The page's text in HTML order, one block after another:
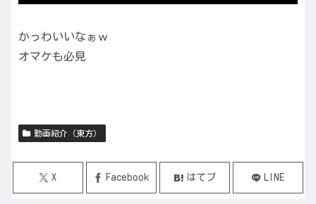
かっわいいなぁｗ
オマケも必見
動画紹介（東方）
X Facebook はてブ LINE